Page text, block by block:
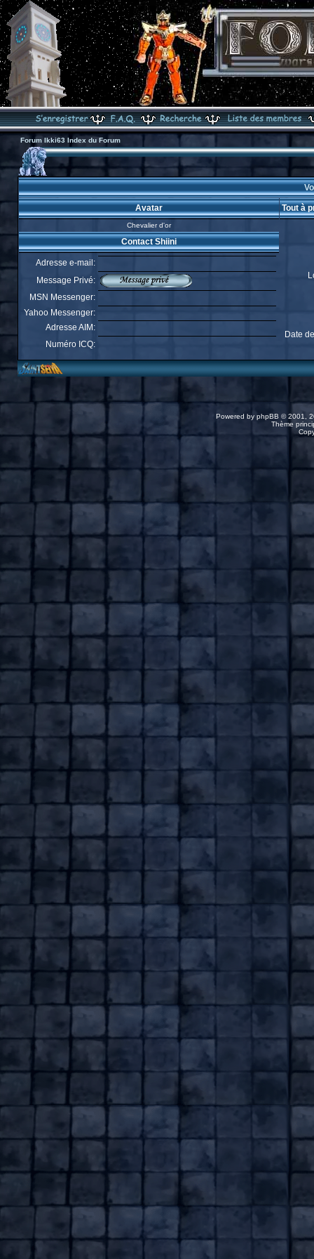
Forum Ikki63 Index du Forum
Avatar Tout à
Chevalier d'or
Date
Contact Shiini
Adresse e-mail:
Message Privé:
MSN Messenger:
Yahoo Messenger:
Adresse AIM:
Numéro ICQ:
Powered by phpBB © 2001,
Thème